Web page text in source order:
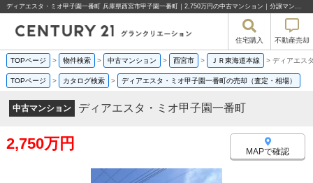
ディアエスタ・ミオ甲子園一番町 兵庫県西宮市甲子園一番町｜2,750万円の中古マンション｜分譲マンション情報｜株式会社グランクリエーション
住宅購入 不動産売却
TOPページ > 物件検索 > 中古マンション > 西宮市 > ＪＲ東海道本線 > ディアエス
TOPページ > カタログ検索 > ディアエスタ・ミオ甲子園一番町の売却（査定・相場）
中古マンション ディアエスタ・ミオ甲子園一番町
2,750万円 MAPで確認